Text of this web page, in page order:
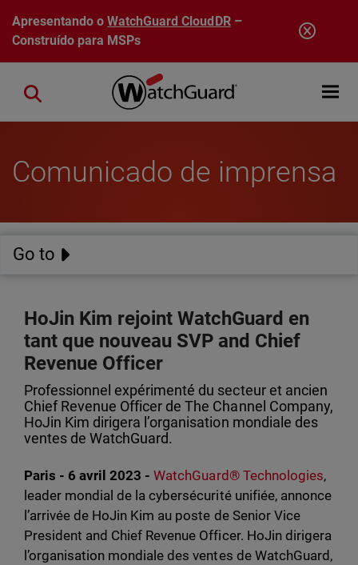
Pular para o conteúdo principal
Apresentando oWatchGuard CloudDR–
Construído para MSPs
Open
Close search
Comunicado de imprensa
Go to
HoJin Kim rejoint WatchGuard en
tant que nouveau SVP and Chief
Revenue Officer
Professionnel expérimenté du secteur et ancien
Chief Revenue Officer de The Channel Company,
HoJin Kim dirigera l’organisation mondiale des
ventes de WatchGuard.
Paris - 6 avril 2023 -WatchGuard® Technologies,
leader mondial de la cybersécurité unifiée, annonce
l’arrivée de HoJin Kim au poste de Senior Vice
President and Chief Revenue Officer. HoJin dirigera
l’organisation mondiale des ventes de WatchGuard,